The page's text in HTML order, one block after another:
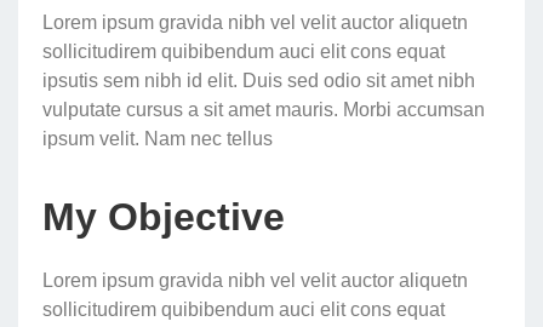
Lorem ipsum gravida nibh vel velit auctor aliquetn
sollicitudirem quibibendum auci elit cons equat
ipsutis sem nibh id elit. Duis sed odio sit amet nibh
vulputate cursus a sit amet mauris. Morbi accumsan
ipsum velit. Nam nec tellus
My Objective
Lorem ipsum gravida nibh vel velit auctor aliquetn
sollicitudirem quibibendum auci elit cons equat